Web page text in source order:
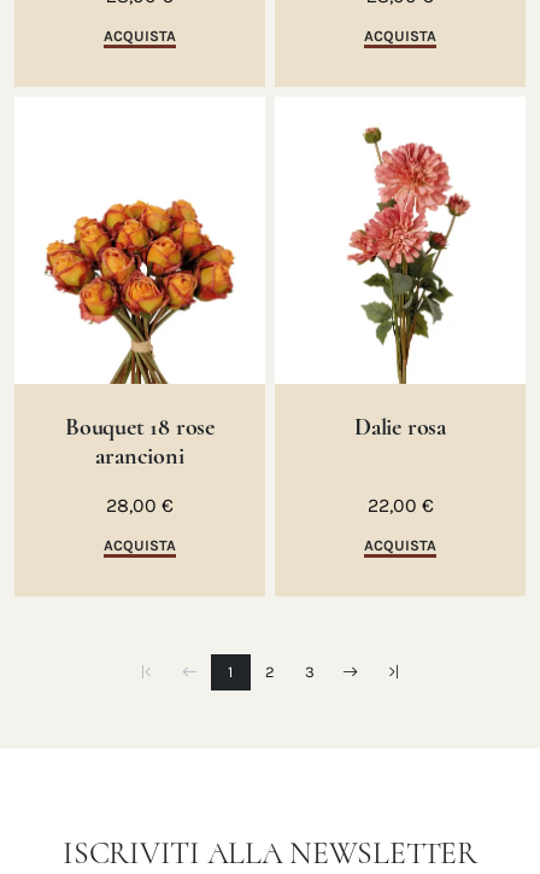
ACQUISTA ACQUISTA
Bouquet 18 rose
arancioni
28,00 €
ACQUISTA
Dalie rosa
22,00 €
ACQUISTA
1 2 3
ISCRIVITI ALLA NEWSLETTER